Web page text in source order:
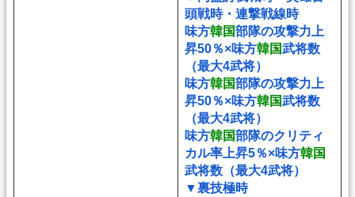
頭戦時・連撃戦線時
味方韓国部隊の攻撃力上
昇50％×味方韓国武将数
（最大4武将）
味方韓国部隊の攻撃力上
昇50％×味方韓国武将数
（最大4武将）
味方韓国部隊のクリティ
カル率上昇5％×味方韓国
武将数（最大4武将）
▼裏技極時